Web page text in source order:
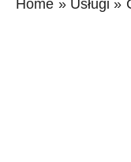
Home » Usługi »